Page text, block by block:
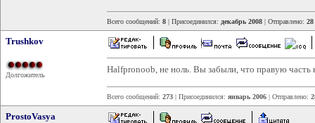
Всего сообщений: 8 | Присоединился: декабрь 2008 | Отправлено: 28
Trushkov
Долгожитель
Halfpronoob, не ноль. Вы забыли, что правую
Всего сообщений: 273 | Присоединился: январь 2006 | Отправлено:
ProstoVasya